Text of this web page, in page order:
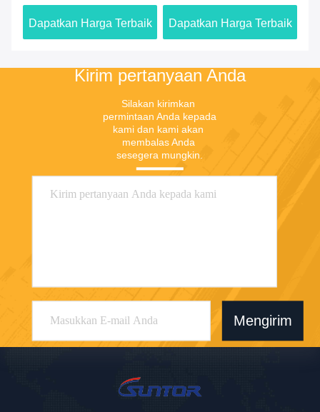
GPS/Wifi/4G
Dapatkan Harga Terbaik
Wireless Video Audio
Transmitter dengan
Baterai
Dapatkan Harga Terbaik
Kirim pertanyaan Anda
Silakan kirimkan
permintaan Anda kepada
kami dan kami akan
membalas Anda
sesegera mungkin.
Mengirim